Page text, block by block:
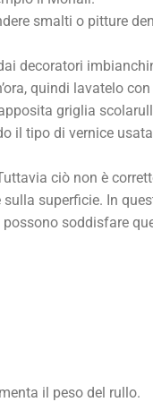
smalti o pitture
decoratori
quindi lavatelo
griglia
il tipo di vernice
ciò non è
superficie. In
possono soddisfare
il peso del rullo.